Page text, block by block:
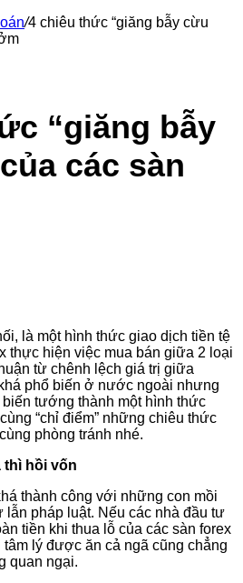
/4 chiêu thức “giăng bẫy cừu
“giăng bẫy
các sàn
là một hình thức giao dịch tiền tệ
thực hiện việc mua bán giữa 2 loại
từ chênh lệch giá trị giữa
phổ biến ở nước ngoài nhưng
tướng thành một hình thức
“chỉ điểm” những chiêu thức
phòng tránh nhé.
thì hồi vốn
thành công với những con mồi
lẫn pháp luật. Nếu các nhà đầu tư
tiền khi thua lỗ của các sàn forex
lý được ăn cả ngã cũng chẳng
quan ngại.